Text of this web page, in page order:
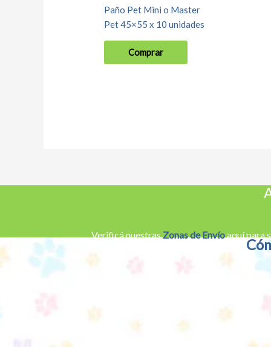
Paño Pet Mini o Master
Pet 45×55 x 10 unidades
Comprar
Verificá nuestras Zonas de Envíoaquí para